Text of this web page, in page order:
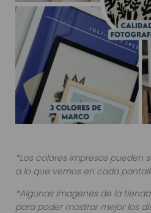
*Los colores impresos pueden
a lo que vemos en cada
*Algunas imagenes de la
para poder mostrar mejor los